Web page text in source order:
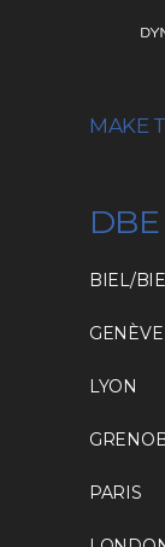
MAKE
DBE
BIEL/
GENÈVE
LYON
PARIS